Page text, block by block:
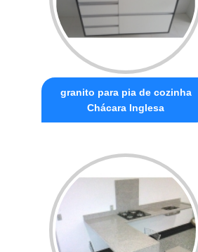
granito para pia de cozinha
Chácara Inglesa